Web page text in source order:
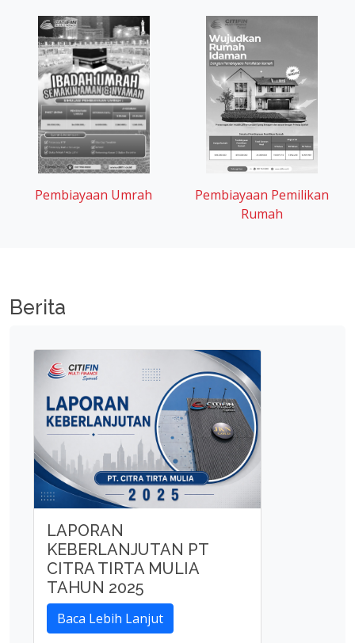
Pembiayaan Umrah
Pembiayaan Pemilikan
Rumah
Berita
LAPORAN
KEBERLANJUTAN PT
CITRA TIRTA MULIA
TAHUN 2025
Baca Lebih Lanjut